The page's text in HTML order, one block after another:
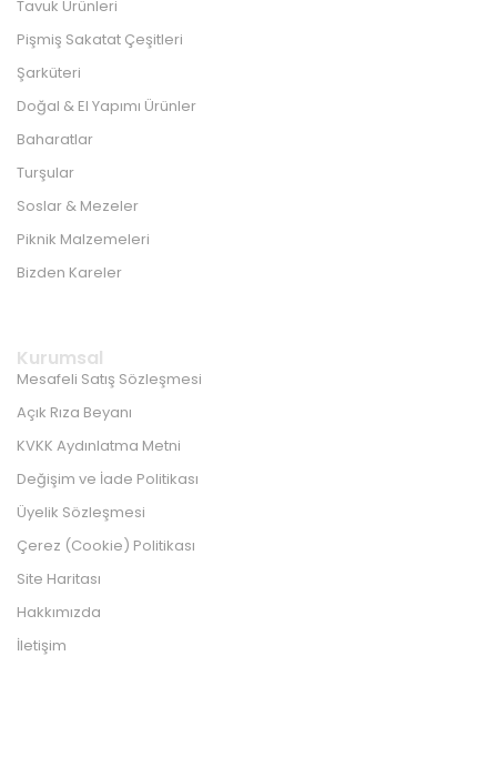
Tavuk Ürünleri
Pişmiş Sakatat Çeşitleri
Şarküteri
Doğal & El Yapımı Ürünler
Baharatlar
Turşular
Soslar & Mezeler
Piknik Malzemeleri
Bizden Kareler
Kurumsal
Mesafeli Satış Sözleşmesi
Açık Rıza Beyanı
KVKK Aydınlatma Metni
Değişim ve İade Politikası
Üyelik Sözleşmesi
Çerez (Cookie) Politikası
Site Haritası
Hakkımızda
İletişim